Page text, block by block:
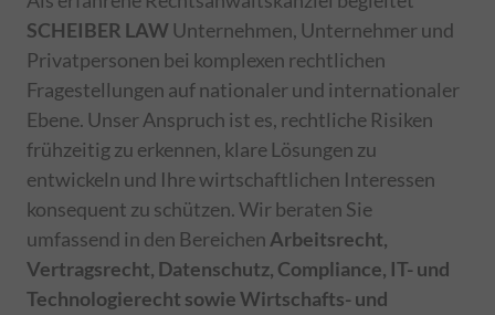
SCHEIBER LAW Unternehmen, Unternehmer und
Privatpersonen bei komplexen rechtlichen
Fragestellungen auf nationaler und internationaler
Ebene. Unser Anspruch ist es, rechtliche Risiken
frühzeitig zu erkennen, klare Lösungen zu
entwickeln und Ihre wirtschaftlichen Interessen
konsequent zu schützen. Wir beraten Sie
umfassend in den Bereichen Arbeitsrecht,
Vertragsrecht, Datenschutz, Compliance, IT- und
Technologierecht sowie Wirtschafts- und